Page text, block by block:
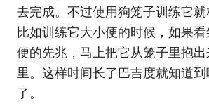
去完成。不过使用狗笼子训练它就
比如训练它大小便的时候，如果
便的先兆，马上把它从笼子里抱
里。这样时间长了巴吉度就知道
了。